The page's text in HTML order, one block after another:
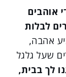
אוהבים
לבלות
אהבה,
שעל גלגל
לך בבית,